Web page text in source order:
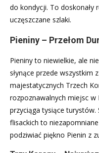
do kondycji. To doskonały
uczęszczane szlaki.
Pieniny – Przełom
Pieniny to niewielkie, ale
słynące przede wszystkim
majestatycznych Trzech
rozpoznawalnych miejsc w
przyciąga tysiące turystów.
flisackich to
podziwiać piękno Pienin z